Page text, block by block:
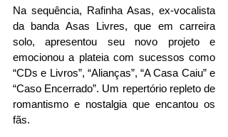
Na sequência, Rafinha Asas, ex-vocalista
da banda Asas Livres, que em carreira
solo, apresentou seu novo projeto e
emocionou a plateia com sucessos como
“CDs e Livros”, “Alianças”, “A Casa Caiu” e
“Caso Encerrado”. Um repertório repleto de
romantismo e nostalgia que encantou os
fãs.